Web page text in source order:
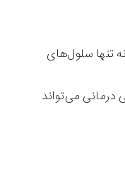
تنها سلول‌های
درمانی می‌تواند